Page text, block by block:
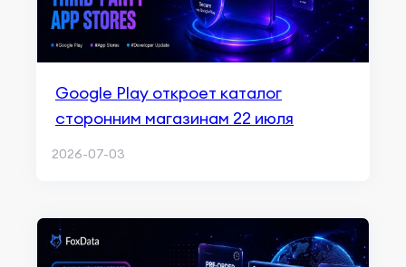
Google Play откроет каталог
сторонним магазинам 22 июля
2026-07-03